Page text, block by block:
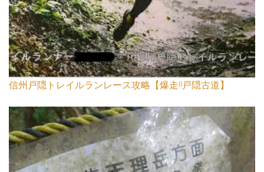
信州戸隠トレイルランレース攻略【爆走!!戸隠古道】